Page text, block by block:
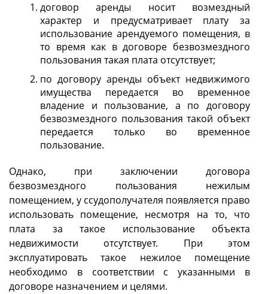
договор аренды носит возмездный
характер и предусматривает плату за
использование арендуемого помещения, в
то время как в договоре безвозмездного
пользования такая плата отсутствует;
по договору аренды объект недвижимого
имущества передается во временное
владение и пользование, а по договору
безвозмездного пользования такой объект
передается только во временное
пользование.
Однако, при заключении договора
безвозмездного пользования нежилым
помещением, у ссудополучателя появляется право
использовать помещение, несмотря на то, что
плата за такое использование объекта
недвижимости отсутствует. При этом
эксплуатировать такое нежилое помещение
необходимо в соответствии с указанными в
договоре назначением и целями.